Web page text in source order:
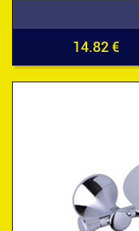
14.82 €